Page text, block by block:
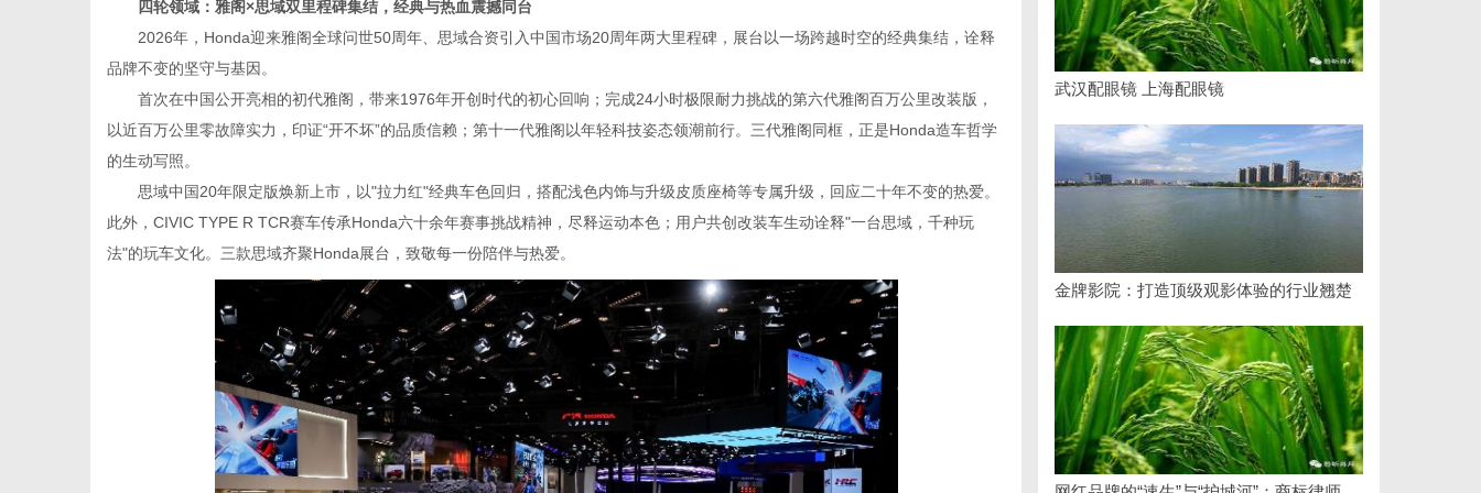
四轮领域：雅阁×思域双里程碑集结，经典与热血震撼同台
2026年，Honda迎来雅阁全球问世50周年、思域合资引入中国市场20周年两大里程碑，展台以一场跨越时空的经典集结，诠释
品牌不变的坚守与基因。
首次在中国公开亮相的初代雅阁，带来1976年开创时代的初心回响；完成24小时极限耐力挑战的第六代雅阁百万公里改装版，
以近百万公里零故障实力，印证“开不坏”的品质信赖；第十一代雅阁以年轻科技姿态领潮前行。三代雅阁同框，正是Honda造车哲学
的生动写照。
思域中国20年限定版焕新上市，以"拉力红"经典车色回归，搭配浅色内饰与升级皮质座椅等专属升级，回应二十年不变的热爱。
此外，CIVIC TYPE R TCR赛车传承Honda六十余年赛事挑战精神，尽释运动本色；用户共创改装车生动诠释"一台思域，千种玩
法"的玩车文化。三款思域齐聚Honda展台，致敬每一份陪伴与热爱。
武汉配眼镜 上海配眼镜
金牌影院：打造顶级观影体验的行业翘楚